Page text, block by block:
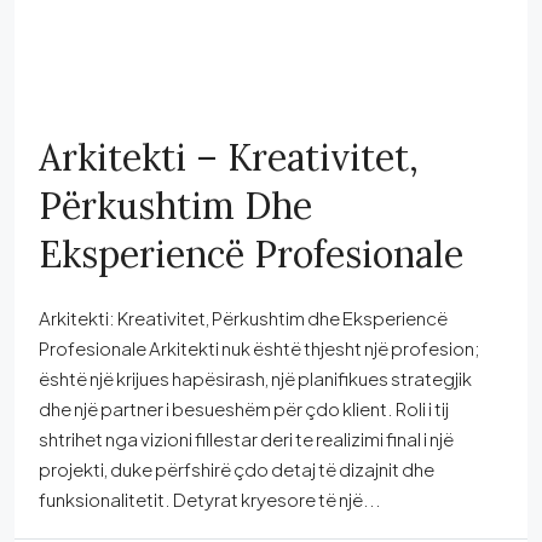
Arkitekti – Kreativitet,
Përkushtim Dhe
Eksperiencë Profesionale
Arkitekti: Kreativitet, Përkushtim dhe Eksperiencë
Profesionale Arkitekti nuk është thjesht një profesion;
është një krijues hapësirash, një planifikues strategjik
dhe një partner i besueshëm për çdo klient. Roli i tij
shtrihet nga vizioni fillestar deri te realizimi final i një
projekti, duke përfshirë çdo detaj të dizajnit dhe
funksionalitetit. Detyrat kryesore të një...